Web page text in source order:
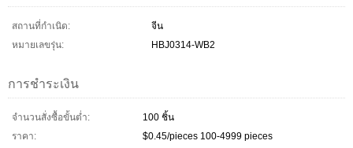
สถานที่กำเนิด:
จีน
หมายเลขรุ่น:
HBJ0314-WB2
การชำระเงิน
จำนวนสั่งซื้อขั้นต่ำ:
100 ชิ้น
ราคา:
$0.45/pieces 100-4999 pieces